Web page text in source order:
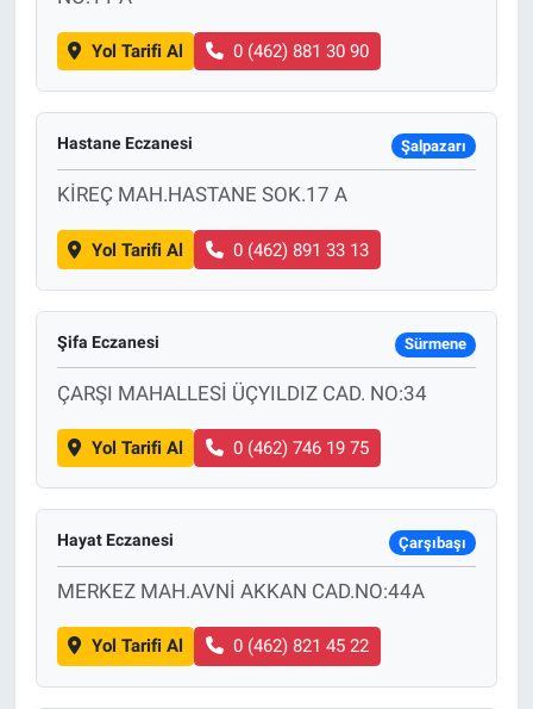
Yol Tarifi Al 0 (462) 881 30 90
Hastane Eczanesi Şalpazarı
KİREÇ MAH.HASTANE SOK.17 A
Yol Tarifi Al 0 (462) 891 33 13
Şifa Eczanesi Sürmene
ÇARŞI MAHALLESİ ÜÇYILDIZ CAD. NO:34
Yol Tarifi Al 0 (462) 746 19 75
Hayat Eczanesi Çarşıbaşı
MERKEZ MAH.AVNİ AKKAN CAD.NO:44A
Yol Tarifi Al 0 (462) 821 45 22